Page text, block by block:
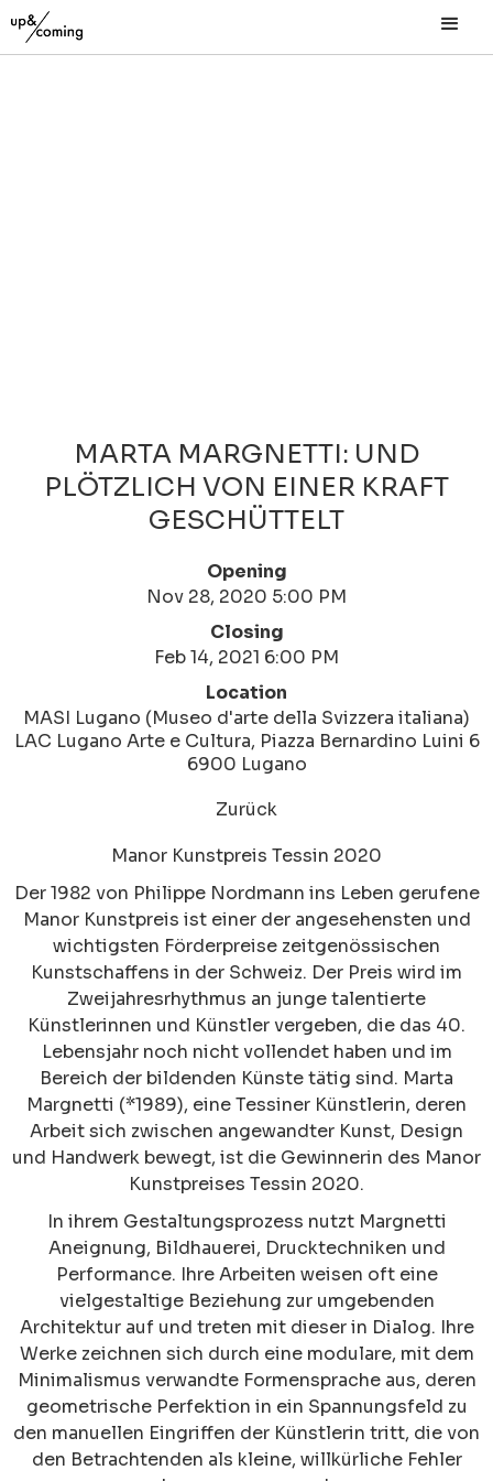
MARTA MARGNETTI: UND
PLÖTZLICH VON EINER KRAFT
GESCHÜTTELT
Opening
Nov 28, 2020 5:00 PM
Closing
Feb 14, 2021 6:00 PM
Location
MASI Lugano (Museo d'arte della Svizzera italiana)
LAC Lugano Arte e Cultura, Piazza Bernardino Luini 6
6900 Lugano
Zurück
Manor Kunstpreis Tessin 2020
Der 1982 von Philippe Nordmann ins Leben gerufene
Manor Kunstpreis ist einer der angesehensten und
wichtigsten Förderpreise zeitgenössischen
Kunstschaffens in der Schweiz. Der Preis wird im
Zweijahresrhythmus an junge talentierte
Künstlerinnen und Künstler vergeben, die das 40.
Lebensjahr noch nicht vollendet haben und im
Bereich der bildenden Künste tätig sind. Marta
Margnetti (*1989), eine Tessiner Künstlerin, deren
Arbeit sich zwischen angewandter Kunst, Design
und Handwerk bewegt, ist die Gewinnerin des Manor
Kunstpreises Tessin 2020.
In ihrem Gestaltungsprozess nutzt Margnetti
Aneignung, Bildhauerei, Drucktechniken und
Performance. Ihre Arbeiten weisen oft eine
vielgestaltige Beziehung zur umgebenden
Architektur auf und treten mit dieser in Dialog. Ihre
Werke zeichnen sich durch eine modulare, mit dem
Minimalismus verwandte Formensprache aus, deren
geometrische Perfektion in ein Spannungsfeld zu
den manuellen Eingriffen der Künstlerin tritt, die von
den Betrachtenden als kleine, willkürliche Fehler